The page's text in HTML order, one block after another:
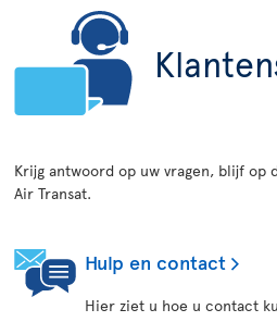
Krijg antwoord op uw vragen, blijf op
Air Transat.
Hulp en contact
Hier ziet u hoe u contact